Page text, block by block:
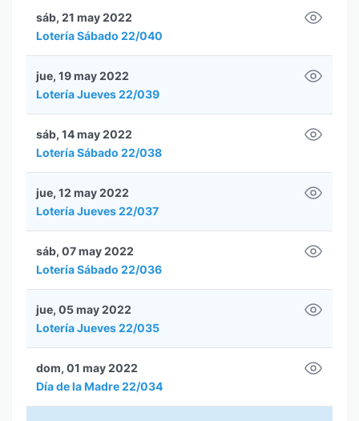
Lotería Sábado 22/040
sáb, 21 may 2022
Lotería Jueves 22/039
jue, 19 may 2022
Lotería Sábado 22/038
sáb, 14 may 2022
Lotería Jueves 22/037
jue, 12 may 2022
Lotería Sábado 22/036
sáb, 07 may 2022
Lotería Jueves 22/035
jue, 05 may 2022
Día de la Madre 22/034
dom, 01 may 2022